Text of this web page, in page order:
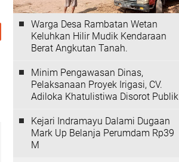
Warga Desa Rambatan Wetan
Keluhkan Hilir Mudik Kendaraan
Berat Angkutan Tanah.
Minim Pengawasan Dinas,
Pelaksanaan Proyek Irigasi, CV.
Adiloka Khatulistiwa Disorot Publik
Kejari Indramayu Dalami Dugaan
Mark Up Belanja Perumdam Rp39
M